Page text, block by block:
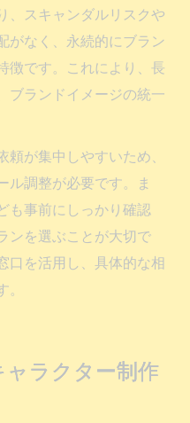
、スキャンダルリスクや
がなく、永続的にブラン
徴です。これにより、長
ブランドイメージの統一
が集中しやすいため、
ル調整が必要です。ま
も事前にしっかり確認
ンを選ぶことが大切で
口を活用し、具体的な相
。
ャラクター制作